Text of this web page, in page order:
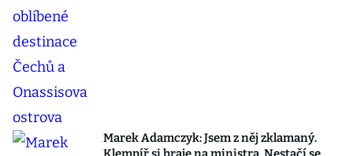
Marek Adamczyk: Jsem z něj zklamaný.